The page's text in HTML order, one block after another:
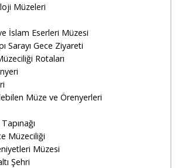
Müzeleri
İslam Eserleri Müzesi
Sarayı Gece Ziyareti
Rotaları
Müze ve Örenyerleri
Müzeciliği
Müzesi
Şehri